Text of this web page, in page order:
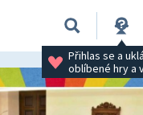
Přihlas se a
oblíbené hry a